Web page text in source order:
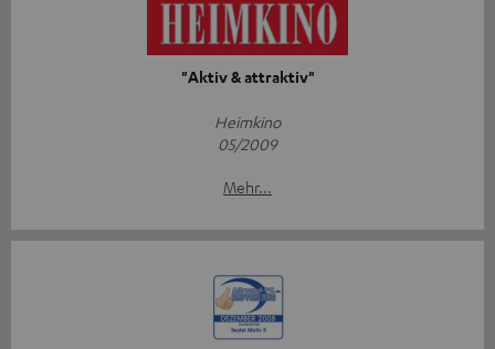
"Aktiv & attraktiv"
Heimkino
05/2009
Mehr...